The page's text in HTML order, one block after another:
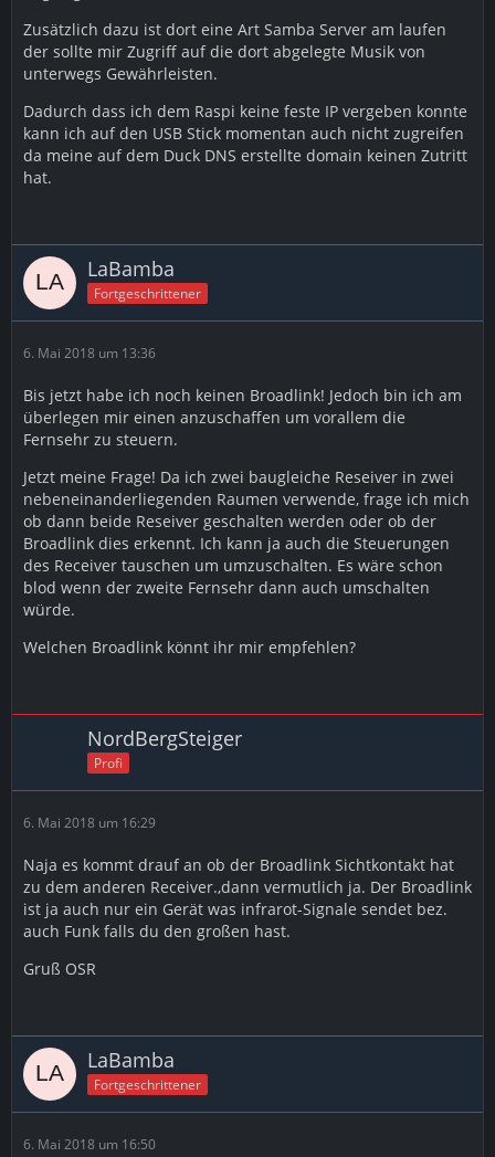
Zusätzlich dazu ist dort eine Art Samba Server am laufen
der sollte mir Zugriff auf die dort abgelegte Musik von
unterwegs Gewährleisten.
Dadurch dass ich dem Raspi keine feste IP vergeben konnte
kann ich auf den USB Stick momentan auch nicht zugreifen
da meine auf dem Duck DNS erstellte domain keinen Zutritt
hat.
LaBamba
Fortgeschrittener
6. Mai 2018 um 13:36
Bis jetzt habe ich noch keinen Broadlink! Jedoch bin ich am
überlegen mir einen anzuschaffen um vorallem die
Fernsehr zu steuern.
Jetzt meine Frage! Da ich zwei baugleiche Reseiver in zwei
nebeneinanderliegenden Raumen verwende, frage ich mich
ob dann beide Reseiver geschalten werden oder ob der
Broadlink dies erkennt. Ich kann ja auch die Steuerungen
des Receiver tauschen um umzuschalten. Es wäre schon
blod wenn der zweite Fernsehr dann auch umschalten
würde.
Welchen Broadlink könnt ihr mir empfehlen?
NordBergSteiger
Profi
6. Mai 2018 um 16:29
Naja es kommt drauf an ob der Broadlink Sichtkontakt hat
zu dem anderen Receiver.,dann vermutlich ja. Der Broadlink
ist ja auch nur ein Gerät was infrarot-Signale sendet bez.
auch Funk falls du den großen hast.
Gruß OSR
LaBamba
Fortgeschrittener
6. Mai 2018 um 16:50